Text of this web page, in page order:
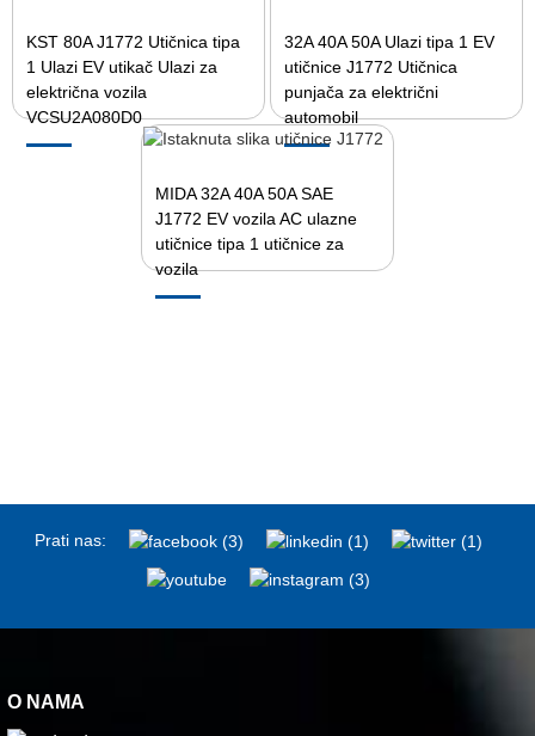
KST 80A J1772 Utičnica tipa
1 Ulazi EV utikač Ulazi za
električna vozila
VCSU2A080D0
32A 40A 50A Ulazi tipa 1 EV
utičnice J1772 Utičnica
punjača za električni
automobil
MIDA 32A 40A 50A SAE
J1772 EV vozila AC ulazne
utičnice tipa 1 utičnice za
vozila
Prati nas:
O NAMA